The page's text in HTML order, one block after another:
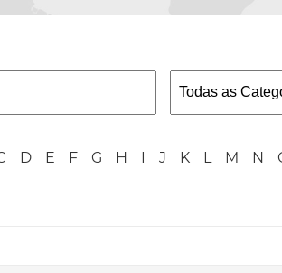
D E F G H J K L M N